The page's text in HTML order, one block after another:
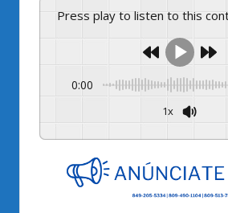
Press play to listen to this
0:00
1x